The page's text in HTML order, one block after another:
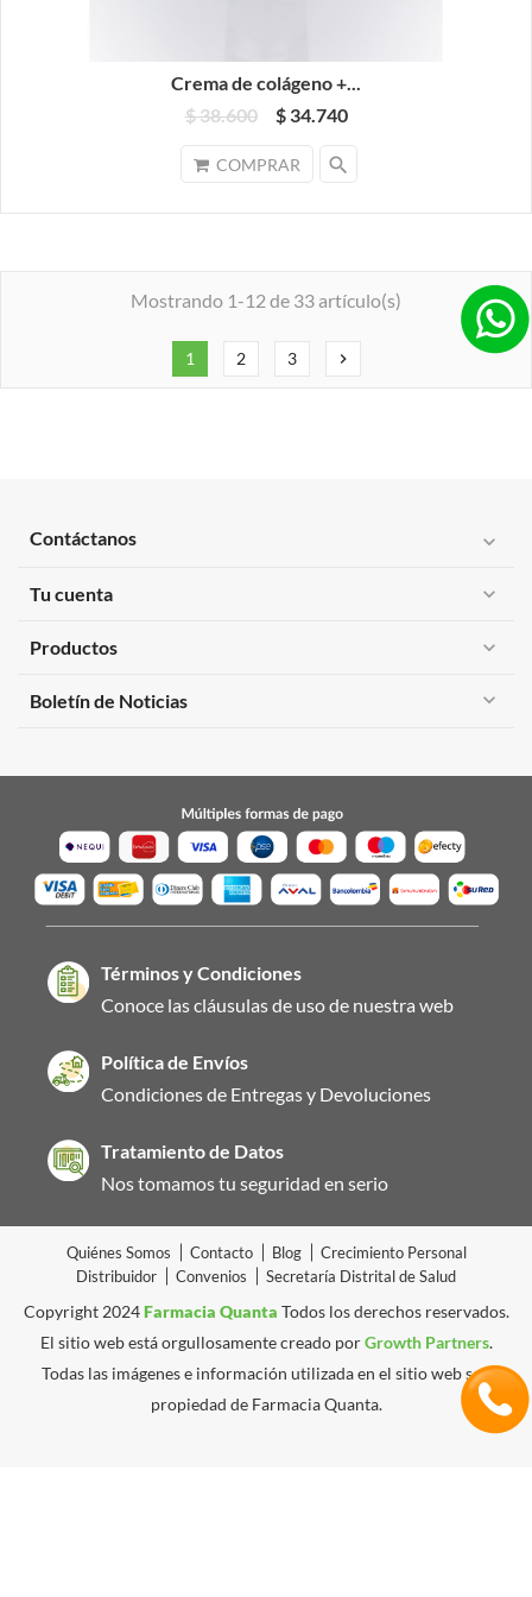
Crema de colágeno +...
$ 38.600
$ 34.740
COMPRAR search
Mostrando 1-12 de 33 artículo(s)
1 2 3 chevron_right
Contáctanos expand_more
Tu cuenta expand_more
Productos expand_more
Boletín de Noticias expand_more
Términos y Condiciones
Conoce las cláusulas de uso de nuestra web
Política de Envíos
Condiciones de Entregas y Devoluciones
Tratamiento de Datos
Nos tomamos tu seguridad en serio
Quiénes Somos Contacto Blog
Crecimiento Personal
Distribuidor
Convenios Secretaría Distrital de Salud
Copyright 2024Farmacia Quanta Todos los derechos reservados.
El sitio web está orgullosamente creado porGrowth Partners.
Todas las imágenes e información utilizada en el sitio web son
propiedad de Farmacia Quanta.